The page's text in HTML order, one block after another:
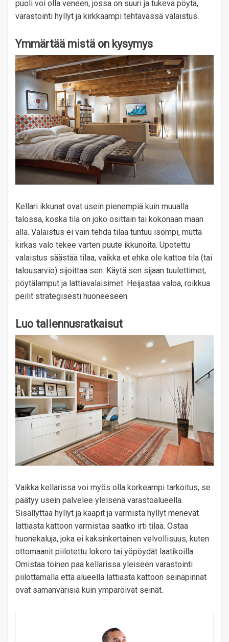
puoli voi olla veneen, jossa on suuri ja tukeva pöytä,
varastointi hyllyt ja kirkkaampi tehtävässä valaistus.
Ymmärtää mistä on kysymys
Kellari ikkunat ovat usein pienempiä kuin muualla
talossa, koska tila on joko osittain tai kokonaan maan
alla. Valaistus ei vain tehdä tilaa tuntuu isompi, mutta
kirkas valo tekee varten puute ikkunoita. Upotettu
valaistus säästää tilaa, vaikka et ehkä ole kattoa tila (tai
talousarvio) sijoittaa sen. Käytä sen sijaan tuulettimet,
pöytälamput ja lattiavalaisimet. Heijastaa valoa, roikkua
peilit strategisesti huoneeseen.
Luo tallennusratkaisut
Vaikka kellarissa voi myös olla korkeampi tarkoitus, se
päätyy usein palvelee yleisenä varastoalueella.
Sisällyttää hyllyt ja kaapit ja varmista hyllyt menevät
lattiasta kattoon varmistaa saatko irti tilaa. Ostaa
huonekaluja, joka ei kaksinkertainen velvollisuus, kuten
ottomaanit piilotettu lokero tai yöpöydät laatikoilla.
Omistaa toinen pää kellarissa yleiseen varastointi
piilottamalla että alueella lattiasta kattoon seinäpinnat
ovat samanvärisiä kuin ympäröivät seinät.